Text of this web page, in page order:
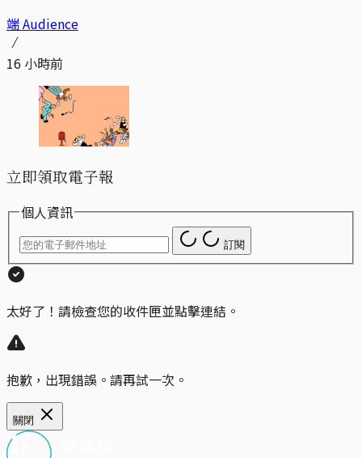
端 Audience
16 小時前
立即領取電子報
個人資訊
訂閱
太好了！請檢查您的收件匣並點擊連結。
抱歉，出現錯誤。請再試一次。
關閉